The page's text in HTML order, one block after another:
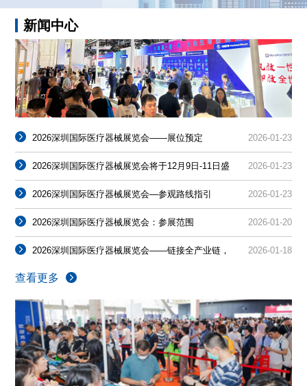
新闻中心
2026深圳国际医疗器械展览会——展位预定 2026-01-23
2026深圳国际医疗器械展览会将于12月9日-11日盛
大开幕！
2026-01-23
2026深圳国际医疗器械展览会—参观路线指引 2026-01-23
2026深圳国际医疗器械展览会：参展范围 2026-01-20
2026深圳国际医疗器械展览会——链接全产业链，
2026-01-18
查看更多